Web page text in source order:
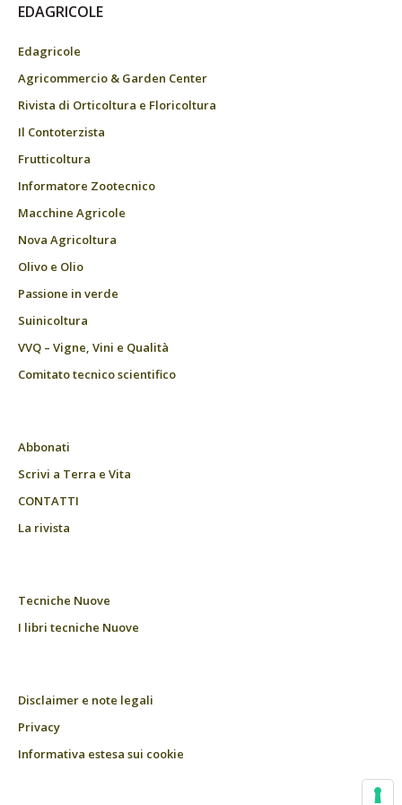
EDAGRICOLE
Edagricole
Agricommercio & Garden Center
Rivista di Orticoltura e Floricoltura
Il Contoterzista
Frutticoltura
Informatore Zootecnico
Macchine Agricole
Nova Agricoltura
Olivo e Olio
Passione in verde
Suinicoltura
VVQ – Vigne, Vini e Qualità
Comitato tecnico scientifico
Abbonati
Scrivi a Terra e Vita
CONTATTI
La rivista
Tecniche Nuove
I libri tecniche Nuove
Disclaimer e note legali
Privacy
Informativa estesa sui cookie